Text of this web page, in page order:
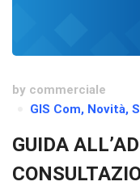
by commerciale
GIS Com, Novità,
GUIDA